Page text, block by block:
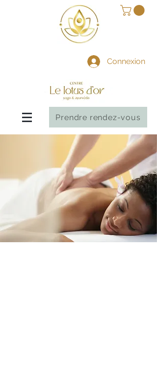
Connexion
Prendre rendez-vous